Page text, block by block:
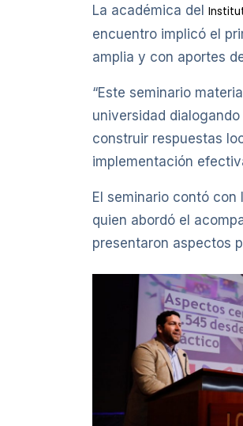
La académica del
encuentro implicó el
amplia y con aportes
“Este seminario
universidad
construir respuestas
implementación
El seminario contó
quien abordó el
presentaron aspectos